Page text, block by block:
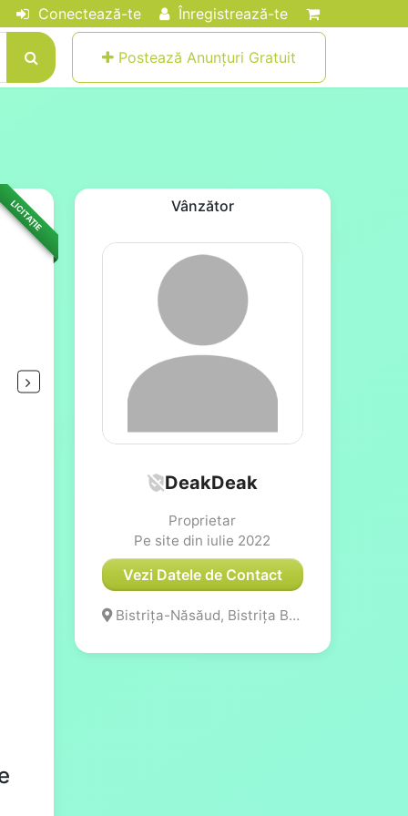
Conectează-te Înregistrează-te
Postează Anunțuri Gratuit
LICITAȚIE Vânzător
DeakDeak
Proprietar
Pe site din iulie 2022
Vezi Datele de Contact
Bistrița-Năsăud, Bistrița Bârgăului